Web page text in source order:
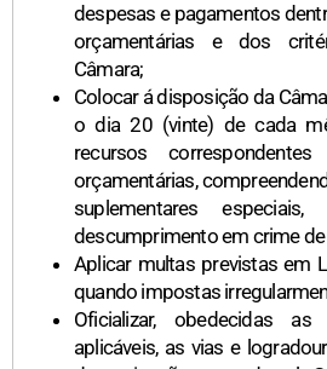
despesas e pagamentos
orçamentárias e dos
Câmara;
Colocar á disposição da
o dia 20 (vinte) de cada
recursos
orçamentárias,
suplementares
descumprimento em crime
Aplicar multas previstas em
quando impostas
Oficializar, obedecidas as
aplicáveis, as vias e